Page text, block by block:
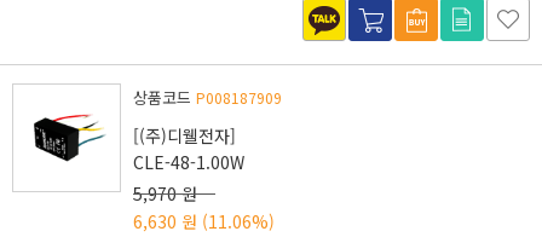
상품코드 P008187909
[(주)디웰전자]
CLE-48-1.00W
5,970 원
6,630 원 (11.06%)